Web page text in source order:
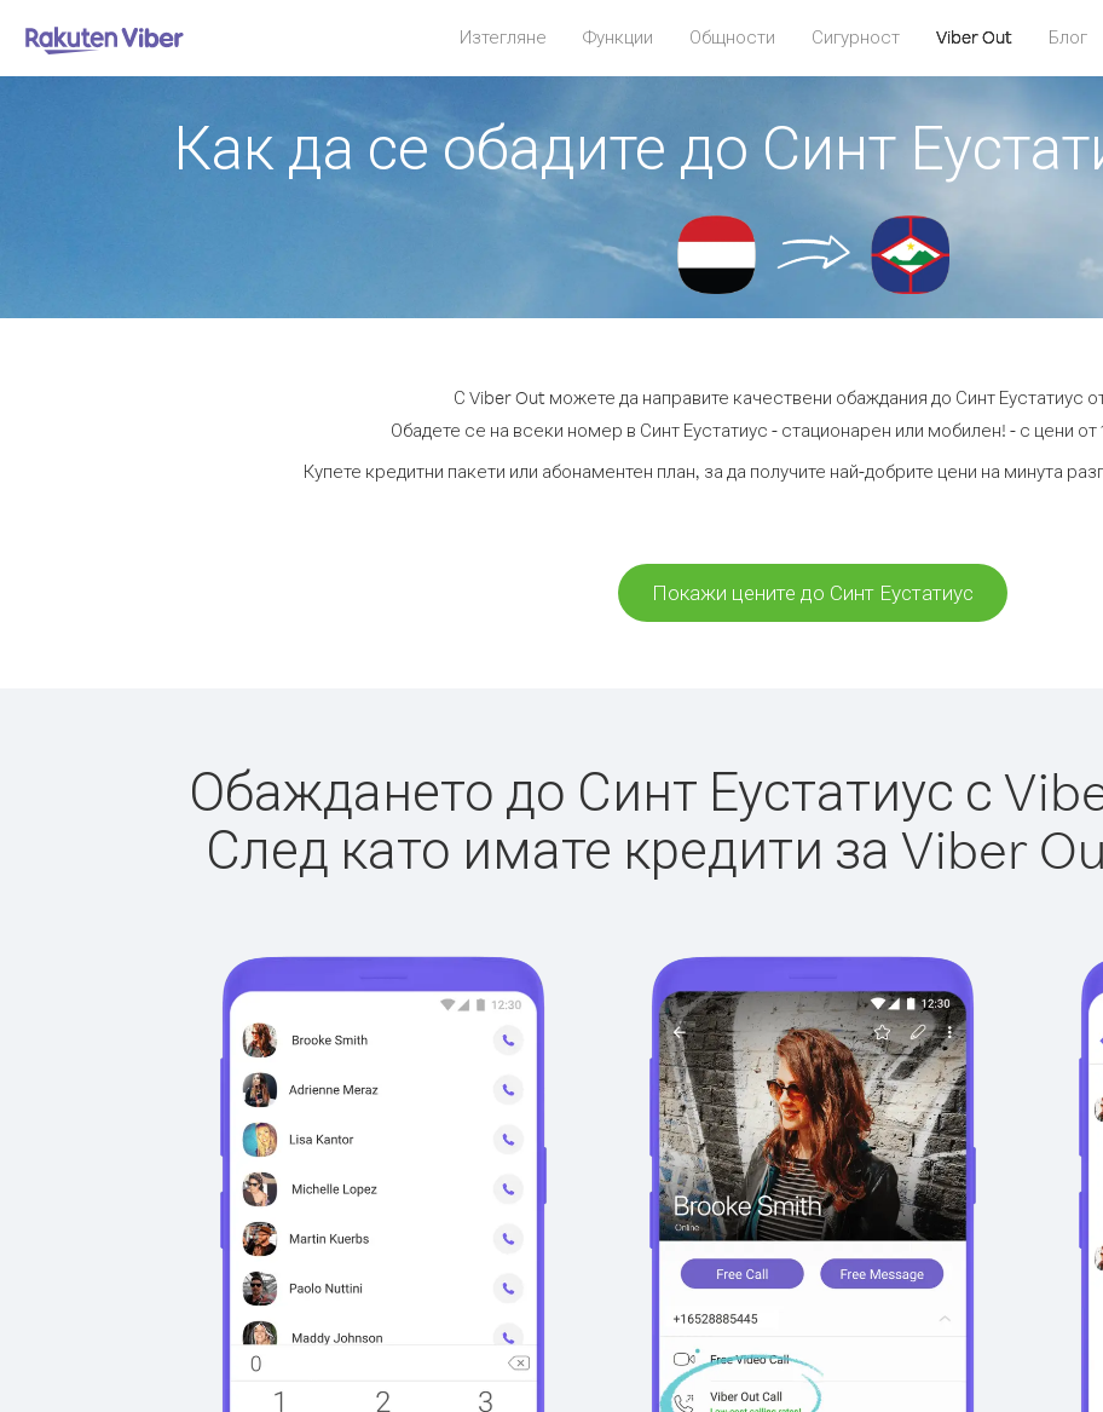
Изтегляне Функции Общности Сигурност Viber Out Блог
Как да се обадите до Синт
С Viber Out можете да направите качествени обаждания до Синт Еустатиус
Обадете се на всеки номер в Синт Еустатиус - стационарен или мобилен! - с цени от
Купете кредитни пакети или абонаментен план, за да получите най-добрите цени на минута
Покажи цените до Синт Еустатиус
Обаждането до Синт Еустатиус с
След като имате кредити за Viber